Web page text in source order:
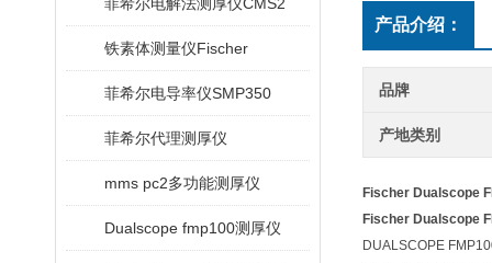
铁素体测量仪Fischer
菲希尔电导率仪SMP350
菲希尔代理测厚仪
mms pc2多功能测厚仪
Dualscope fmp100测厚仪
产品介绍：
品牌
产地类别
Fischer Dualscope
Fischer Dualscope
DUALSCOPE